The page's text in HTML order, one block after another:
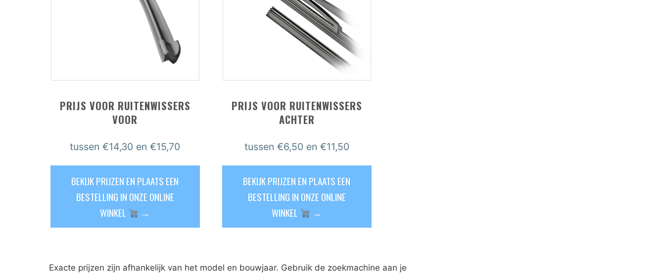
PRIJS VOOR RUITENWISSERS
VOOR
tussen €14,30 en €15,70
BEKIJK PRIJZEN EN PLAATS EEN
BESTELLING IN ONZE ONLINE
WINKEL
→
PRIJS VOOR RUITENWISSERS
ACHTER
tussen €6,50 en €11,50
BEKIJK PRIJZEN EN PLAATS EEN
BESTELLING IN ONZE ONLINE
WINKEL
→
Exacte prijzen zijn afhankelijk van het model en bouwjaar. Gebruik de zoekmachine aan je